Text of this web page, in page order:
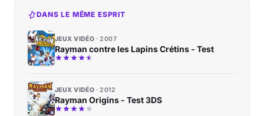
DANS LE MÊME ESPRIT
JEUX VIDÉO 2007
Rayman contre les Lapins Crétins - Test
JEUX VIDÉO 2012
Rayman Origins - Test 3DS